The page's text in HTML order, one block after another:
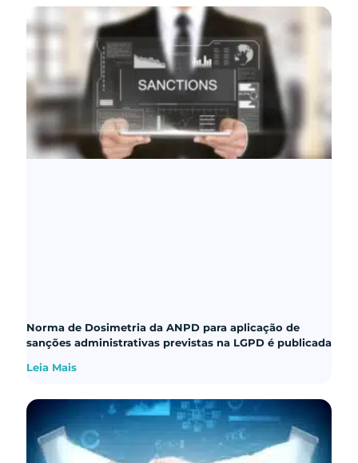
Norma de Dosimetria da ANPD para aplicação de
sanções administrativas previstas na LGPD é publicada
Leia Mais